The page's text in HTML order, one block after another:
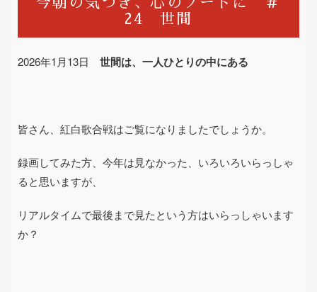
24 世間
2026年1月13日 世間は、一人ひとりの中にある
皆さん、紅白歌合戦はご覧になりましたでしょうか。
録画してみた方、今年は見なかった、いろいろいらっしゃ
ると思いますが、
リアルタイムで最後まで見たという方はいらっしゃいます
か？